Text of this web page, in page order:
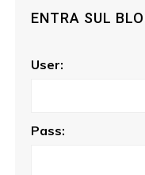
b
o
a
ENTRA SUL
User:
Pass: